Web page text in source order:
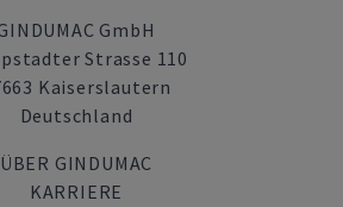
GmbH
Strasse 110
Kaiserslautern
Deutschland
ÜBER GINDUMAC
KARRIERE